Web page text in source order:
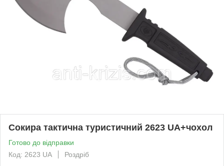
Сокира тактична туристичний 2623 UA+чохол
Готово до відправки
Код: 2623 UA
Роздріб